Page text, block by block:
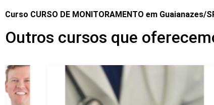
Curso CURSO DE MONITORAMENTO em Guaianazes/
Outros cursos que